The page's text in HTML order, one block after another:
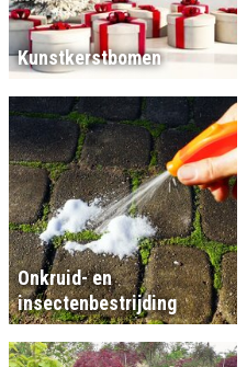
Kunstkerstbomen
Onkruid- en
insectenbestrijding